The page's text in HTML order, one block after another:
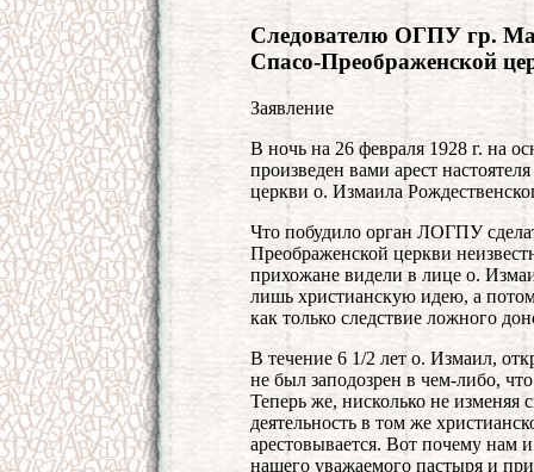
Следователю ОГПУ гр.
Спасо-Преображенской
Заявление
В ночь на 26 февраля 1928 г. на
произведен вами арест
церкви о. Измаила
Что побудило орган ЛОГПУ
Преображенской церкви
прихожане видели в лице о.
лишь христианскую идею, а
как только следствие ложного
В течение 6 1/2 лет о. Измаил,
не был заподозрен в чем-либо,
Теперь же, нисколько не изменяя
деятельность в том же
арестовывается. Вот почему нам
нашего уважаемого пастыря и